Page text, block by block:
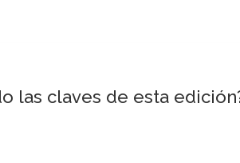
las claves de esta